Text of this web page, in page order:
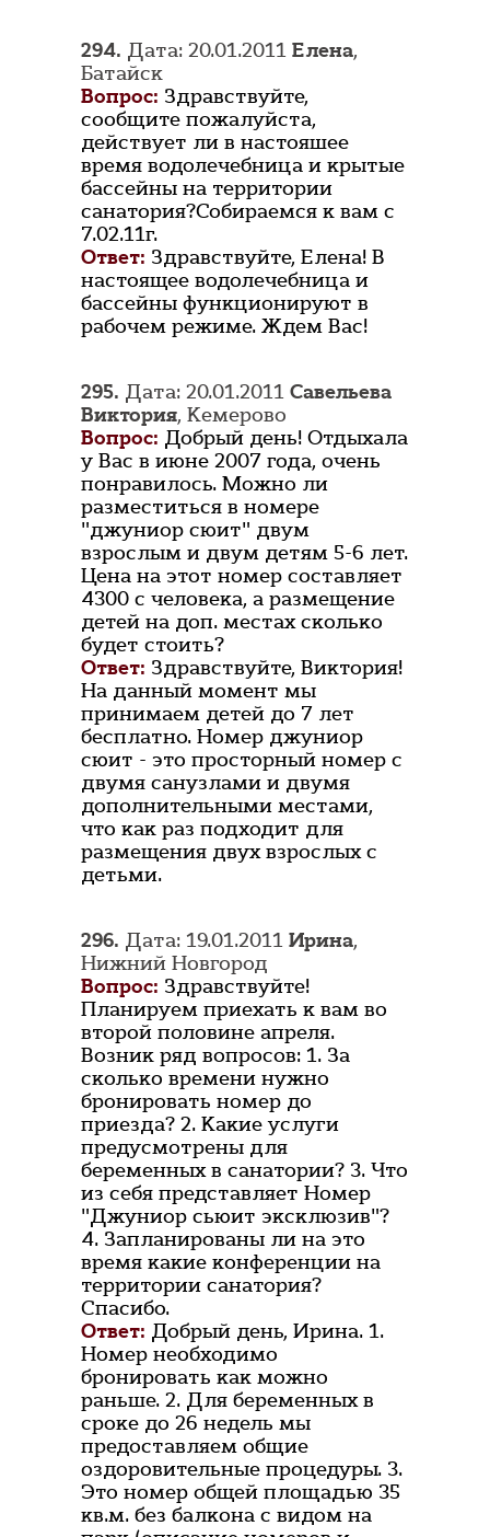
294. Дата: 20.01.2011 Елена,
Батайск
Вопрос: Здравствуйте,
сообщите пожалуйста,
действует ли в настояшее
время водолечебница и крытые
бассейны на территории
санатория?Собираемся к вам с
7.02.11г.
Ответ: Здравствуйте, Елена! В
настоящее водолечебница и
бассейны функционируют в
рабочем режиме. Ждем Вас!
295. Дата: 20.01.2011 Савельева
Виктория, Кемерово
Вопрос: Добрый день! Отдыхала
у Вас в июне 2007 года, очень
понравилось. Можно ли
разместиться в номере
"джуниор сюит" двум
взрослым и двум детям 5-6 лет.
Цена на этот номер составляет
4300 с человека, а размещение
детей на доп. местах сколько
будет стоить?
Ответ: Здравствуйте, Виктория!
На данный момент мы
принимаем детей до 7 лет
бесплатно. Номер джуниор
сюит - это просторный номер с
двумя санузлами и двумя
дополнительными местами,
что как раз подходит для
размещения двух взрослых с
детьми.
296. Дата: 19.01.2011 Ирина,
Нижний Новгород
Вопрос: Здравствуйте!
Планируем приехать к вам во
второй половине апреля.
Возник ряд вопросов: 1. За
сколько времени нужно
бронировать номер до
приезда? 2. Какие услуги
предусмотрены для
беременных в санатории? 3. Что
из себя представляет Номер
"Джуниор сьюит эксклюзив"?
4. Запланированы ли на это
время какие конференции на
территории санатория?
Спасибо.
Ответ: Добрый день, Ирина. 1.
Номер необходимо
бронировать как можно
раньше. 2. Для беременных в
сроке до 26 недель мы
предоставляем общие
оздоровительные процедуры. 3.
Это номер общей площадью 35
кв.м. без балкона с видом на